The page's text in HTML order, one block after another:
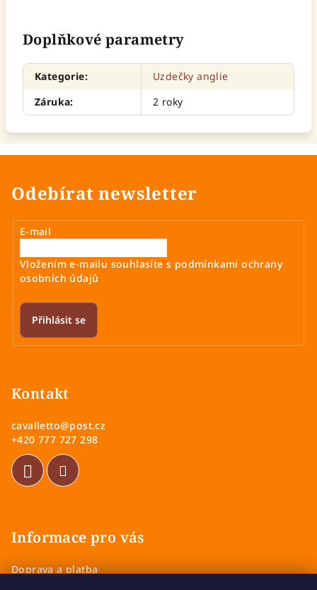
Doplňkové parametry
Kategorie:
Uzdečky anglie
Záruka: 2 roky
Odebírat newsletter
E-mail
Vložením e-mailu souhlasíte s podmínkami ochrany
osobních údajů
Přihlásit se
Kontakt
cavalletto@post.cz
+420 777 727 298
Informace pro vás
Doprava a platba